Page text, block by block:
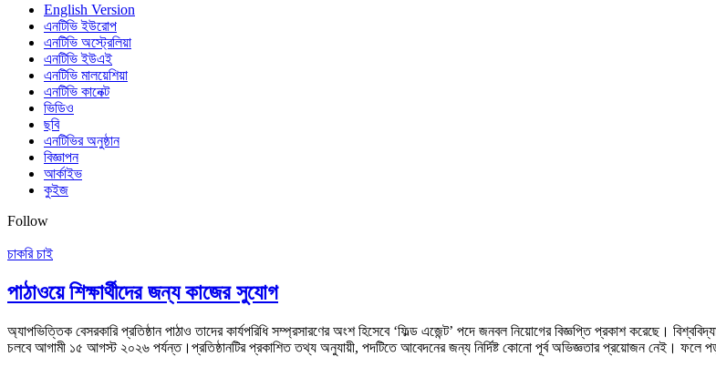
English Version
এনটিভি ইউরোপ
এনটিভি অস্ট্রেলিয়া
এনটিভি ইউএই
এনটিভি মালয়েশিয়া
এনটিভি কানেক্ট
ভিডিও
ছবি
এনটিভির অনুষ্ঠান
বিজ্ঞাপন
আর্কাইভ
কুইজ
Follow
চাকরি চাই
পাঠাওয়ে শিক্ষার্থীদের জন্য কাজের সুযোগ
অ্যাপভিত্তিক বেসরকারি প্রতিষ্ঠান পাঠাও তাদের কার্যপরিধি সম্প্রসারণের অংশ হিসেবে ‘ফিল্ড এজেন্ট’ পদে জনবল নিয়োগের বিজ্ঞপ্তি প্রকাশ করেছে।
চলবে আগামী ১৫ আগস্ট ২০২৬ পর্যন্ত।প্রতিষ্ঠানটির প্রকাশিত তথ্য অনুযায়ী, পদটিতে আবেদনের জন্য নির্দিষ্ট কোনো পূর্ব অভিজ্ঞতার প্রয়োজন নেই। ফলে